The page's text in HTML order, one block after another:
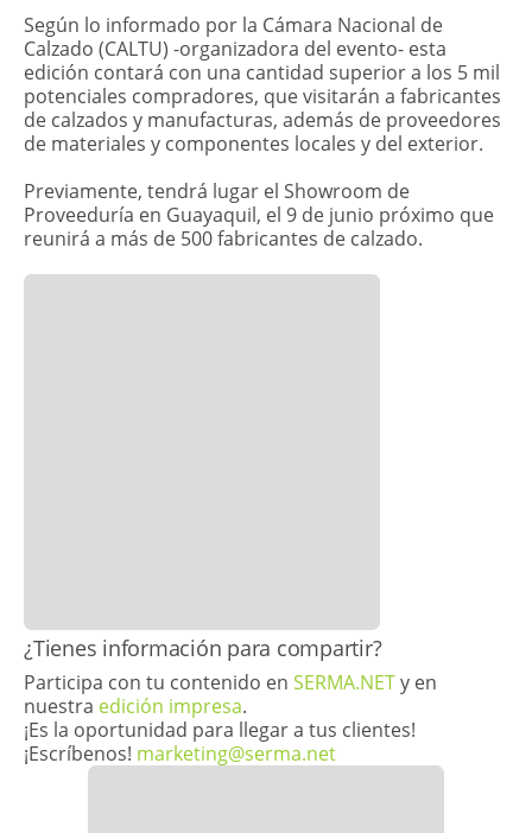
Según lo informado por la Cámara Nacional de
Calzado (CALTU) -organizadora del evento- esta
edición contará con una cantidad superior a los 5 mil
potenciales compradores, que visitarán a fabricantes
de calzados y manufacturas, además de proveedores
de materiales y componentes locales y del exterior.
Previamente, tendrá lugar el Showroom de
Proveeduría en Guayaquil, el 9 de junio próximo que
reunirá a más de 500 fabricantes de calzado.
​¿Tienes información para compartir?
Participa con tu contenido en SERMA.NETy en
nuestra edición impresa.
¡Es la oportunidad para llegar a tus clientes!
¡Escríbenos! marketing@serma.net